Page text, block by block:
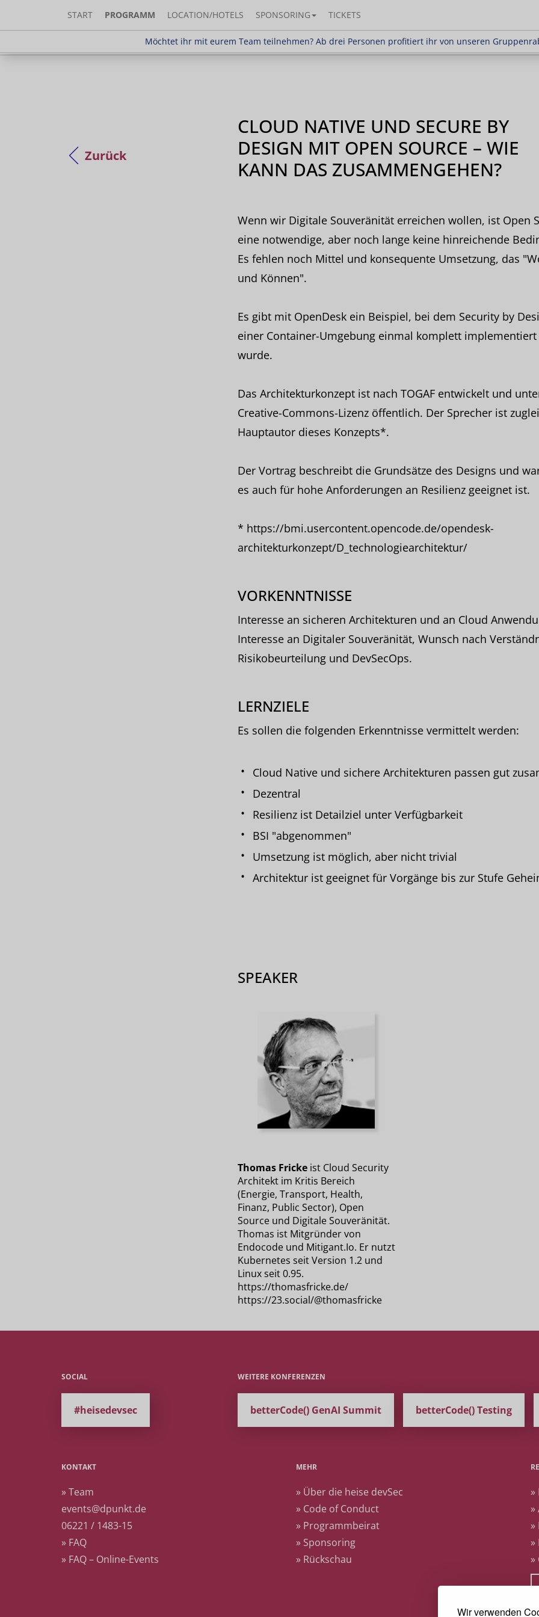
Wir verwenden
START PROGRAMM LOCATION/HOTELS SPONSORING TICKETS
Möchtet ihr mit eurem Team teilnehmen? Ab drei Personen profitiert ihr von unseren
Möchtet ihr mit eurem Team teilnehmen? Ab drei Personen profitiert ihr von unseren
Zurück
CLOUD NATIVE UND SECURE BY
DESIGN MIT OPEN SOURCE – WIE
KANN DAS ZUSAMMENGEHEN?
Wenn wir Digitale Souveränität erreichen wollen, ist Open
eine notwendige, aber noch lange keine hinreichende
Es fehlen noch Mittel und konsequente Umsetzung, das
und Können".
Es gibt mit OpenDesk ein Beispiel, bei dem Security by
einer Container-Umgebung einmal komplett implementiert
wurde.
Das Architekturkonzept ist nach TOGAF entwickelt und
Creative-Commons-Lizenz öffentlich. Der Sprecher ist
Hauptautor dieses Konzepts*.
Der Vortrag beschreibt die Grundsätze des Designs und
es auch für hohe Anforderungen an Resilienz geeignet ist.
* https://bmi.usercontent.opencode.de/opendesk-
architekturkonzept/D_technologiearchitektur/
VORKENNTNISSE
Interesse an sicheren Architekturen und an Cloud
Interesse an Digitaler Souveränität, Wunsch nach
Risikobeurteilung und DevSecOps.
LERNZIELE
Es sollen die folgenden Erkenntnisse vermittelt werden:
Cloud Native und sichere Architekturen passen gut
Dezentral
Resilienz ist Detailziel unter Verfügbarkeit
BSI "abgenommen"
Umsetzung ist möglich, aber nicht trivial
Architektur ist geeignet für Vorgänge bis zur Stufe
SPEAKER
Thomas Frickeist Cloud Security
Architekt im Kritis Bereich
(Energie, Transport, Health,
Finanz, Public Sector), Open
Source und Digitale Souveränität.
Thomas ist Mitgründer von
Endocode und Mitigant.Io. Er nutzt
Kubernetes seit Version 1.2 und
Linux seit 0.95.
https://thomasfricke.de/
https://23.social/@thomasfricke
SOCIAL
#heisedevsec
WEITERE KONFERENZEN
betterCode() GenAI Summit betterCode() Testing
KONTAKT
» Team
events@dpunkt.de
06221 / 1483-15
» FAQ
» FAQ – Online-Events
MEHR
» Über die heise devSec
» Code of Conduct
» Programmbeirat
» Sponsoring
» Rückschau
»
»
»
»
»